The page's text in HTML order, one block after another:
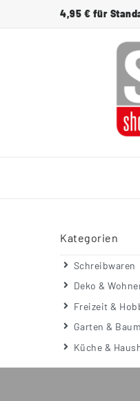
4,95 € für
Kategorien
Schreibwaren
Deko &
Freizeit &
Garten &
Küche &